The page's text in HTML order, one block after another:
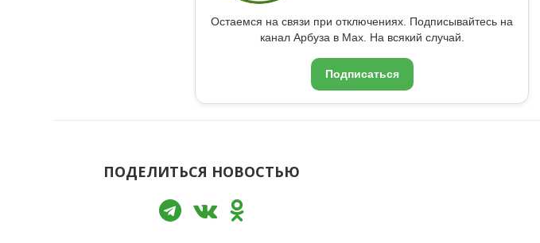
Остаемся на связи при отключениях. Подписывайтесь на
канал Арбуза в Max. На всякий случай.
Подписаться
ПОДЕЛИТЬСЯ НОВОСТЬЮ